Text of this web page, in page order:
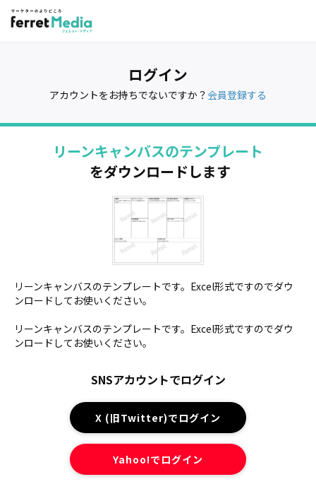
ログイン
アカウントをお持ちでないですか？ 会員登録する
リーンキャンバスのテンプレート
をダウンロードします
リーンキャンバスのテンプレートです。Excel形式ですのでダウ
ンロードしてお使いください。
リーンキャンバスのテンプレートです。Excel形式ですのでダウ
ンロードしてお使いください。
SNSアカウントでログイン
X (旧Twitter)でログイン
Yahoo!でログイン